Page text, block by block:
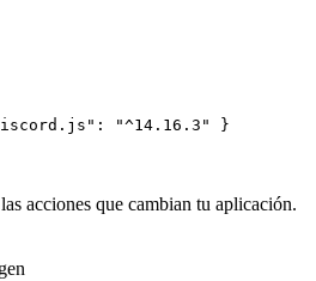
"^14.16.3" }
acciones que cambian tu aplicación.